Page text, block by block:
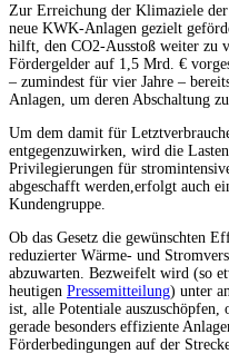
Zur Erreichung der Klimaziele
neue KWK-Anlagen gezielt
hilft, den CO2-Ausstoß weiter zu
Fördergelder auf 1,5 Mrd. €
– zumindest für vier Jahre –
Anlagen, um deren Abschaltung
Um dem damit für
entgegenzuwirken, wird die
Privilegierungen für
abgeschafft werden,erfolgt auch
Kundengruppe.
Ob das Gesetz die gewünschten
reduzierter Wärme- und
abzuwarten. Bezweifelt wird (so
heutigen Pressemitteilung) unter
ist, alle Potentiale
gerade besonders effiziente
Förderbedingungen auf der